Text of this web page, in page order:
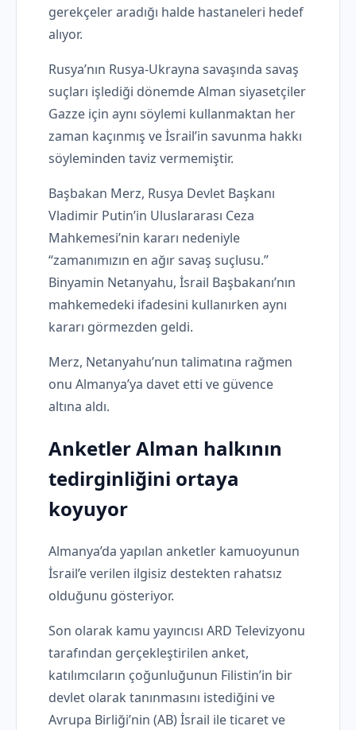
gerekçeler aradığı halde hastaneleri hedef
alıyor.
Rusya’nın Rusya-Ukrayna savaşında savaş
suçları işlediği dönemde Alman siyasetçiler
Gazze için aynı söylemi kullanmaktan her
zaman kaçınmış ve İsrail’in savunma hakkı
söyleminden taviz vermemiştir.
Başbakan Merz, Rusya Devlet Başkanı
Vladimir Putin’in Uluslararası Ceza
Mahkemesi’nin kararı nedeniyle
“zamanımızın en ağır savaş suçlusu.”
Binyamin Netanyahu, İsrail Başbakanı’nın
mahkemedeki ifadesini kullanırken aynı
kararı görmezden geldi.
Merz, Netanyahu’nun talimatına rağmen
onu Almanya’ya davet etti ve güvence
altına aldı.
Anketler Alman halkının
tedirginliğini ortaya
koyuyor
Almanya’da yapılan anketler kamuoyunun
İsrail’e verilen ilgisiz destekten rahatsız
olduğunu gösteriyor.
Son olarak kamu yayıncısı ARD Televizyonu
tarafından gerçekleştirilen anket,
katılımcıların çoğunluğunun Filistin’in bir
devlet olarak tanınmasını istediğini ve
Avrupa Birliği’nin (AB) İsrail ile ticaret ve